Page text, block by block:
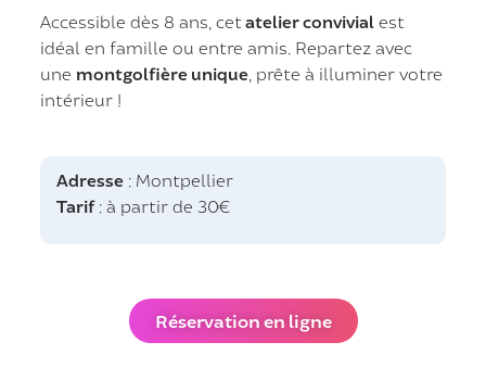
Accessible dès 8 ans, cetatelier convivial est
idéal en famille ou entre amis. Repartez avec
une montgolfière unique , prête à illuminer votre
intérieur !
Adresse : Montpellier
Tarif: à partir de 30€
Réservation en ligne